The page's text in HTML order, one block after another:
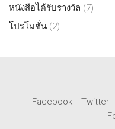
หนังสือได้รับรางวัล (7)
โปรโมชั่น (2)
Facebook Twitter